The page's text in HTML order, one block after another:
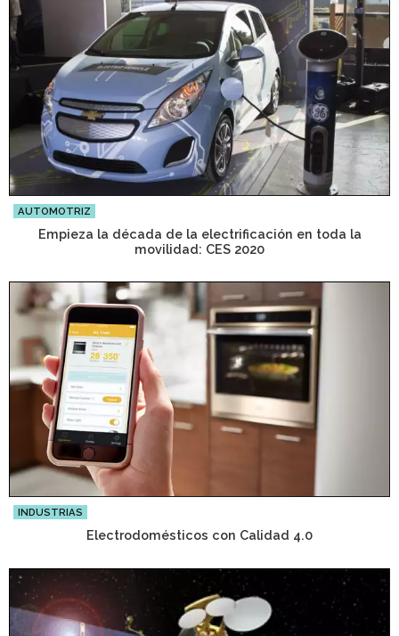
AUTOMOTRIZ
Empieza la década de la electrificación en toda la
movilidad: CES 2020
INDUSTRIAS
Electrodomésticos con Calidad 4.0